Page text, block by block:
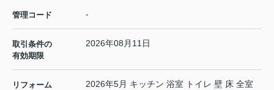
管理コード -
取引条件の
有効期限
2026年08月11日
リフォーム
2026年5月 キッチン 浴室 トイレ 壁 床 全室